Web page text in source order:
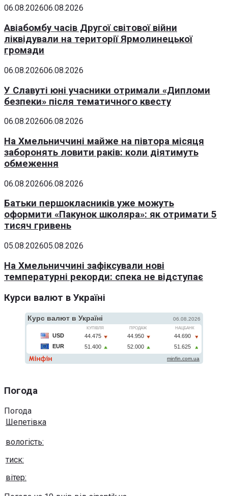
06.08.202606.08.2026
Авіабомбу часів Другої світової війни
ліквідували на території Ярмолинецької
громади
06.08.202606.08.2026
У Славуті юні учасники отримали «Дипломи
безпеки» після тематичного квесту
06.08.202606.08.2026
На Хмельниччині майже на півтора місяця
заборонять ловити раків: коли діятимуть
обмеження
06.08.202606.08.2026
Батьки першокласників уже можуть
оформити «Пакунок школяра»: як отримати 5
тисяч гривень
05.08.202605.08.2026
На Хмельниччині зафіксували нові
температурні рекорди: спека не відступає
Курси валют в Україні
Погода
Погода
Шепетівка
вологість:
тиск:
вітер: